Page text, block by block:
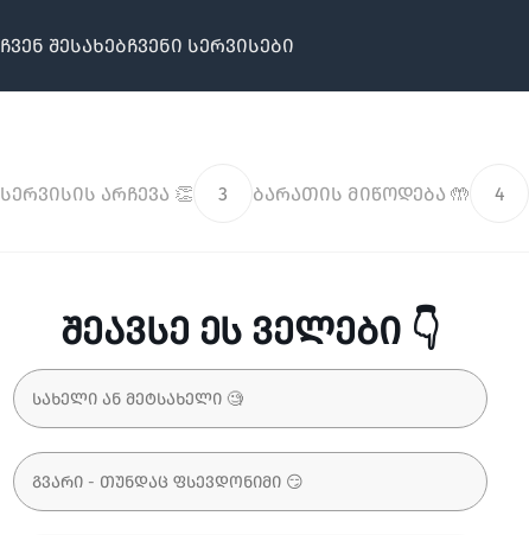
ჩვენ შესახებჩვენი სერვისები
სერვისის არჩევა 👏 3 ბარათის მიწოდება 🤲 4
შეავსე ეს ველები 👇